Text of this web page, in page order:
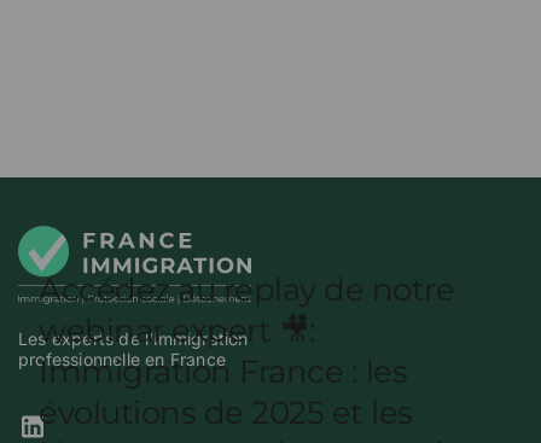
Les experts de l'immigration
professionnelle en France